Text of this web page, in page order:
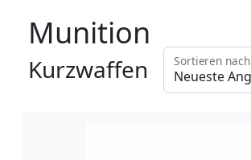
Munition
Kurzwaffen Sortieren nach